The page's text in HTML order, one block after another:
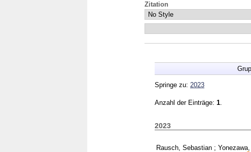
Zitation
Springe zu: 2023
Anzahl der Einträge: 1
2023
Rausch, Sebastian ;